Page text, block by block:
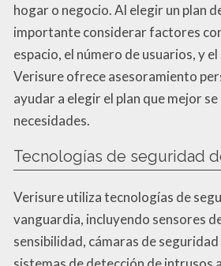
hogar o negocio. Al elegir un plan
importante considerar factores
espacio, el número de usuarios, y
Verisure ofrece asesoramiento
ayudar a elegir el plan que mejor
necesidades.
Tecnologías de seguridad
Verisure utiliza tecnologías de
vanguardia, incluyendo sensores
sensibilidad, cámaras de